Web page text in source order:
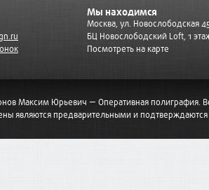
Мы находимся
Москва, ул. Новослободская
БЦ Новослободский Loft, 1
Посмотреть на карте
Максим Юрьевич — Оперативная полиграфия.
являются предварительными и